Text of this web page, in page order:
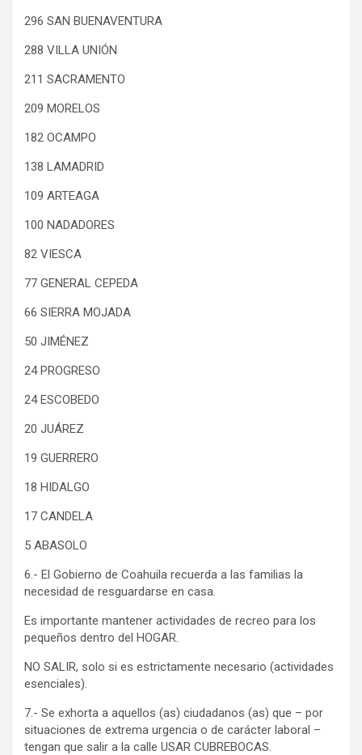
296 SAN BUENAVENTURA
288 VILLA UNIÓN
211 SACRAMENTO
209 MORELOS
182 OCAMPO
138 LAMADRID
109 ARTEAGA
100 NADADORES
82 VIESCA
77 GENERAL CEPEDA
66 SIERRA MOJADA
50 JIMÉNEZ
24 PROGRESO
24 ESCOBEDO
20 JUÁREZ
19 GUERRERO
18 HIDALGO
17 CANDELA
5 ABASOLO
6.- El Gobierno de Coahuila recuerda a las familias la
necesidad de resguardarse en casa.
Es importante mantener actividades de recreo para los
pequeños dentro del HOGAR.
NO SALIR, solo si es estrictamente necesario (actividades
esenciales).
7.- Se exhorta a aquellos (as) ciudadanos (as) que – por
situaciones de extrema urgencia o de carácter laboral –
tengan que salir a la calle USAR CUBREBOCAS.